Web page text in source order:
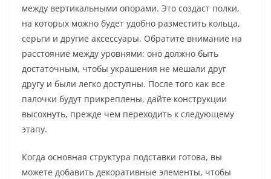
между вертикальными опорами. Это создаст полки,
на которых можно будет удобно разместить кольца,
серьги и другие аксессуары. Обратите внимание на
расстояние между уровнями: оно должно быть
достаточным, чтобы украшения не мешали друг
другу и были легко доступны. После того как все
палочки будут прикреплены, дайте конструкции
высохнуть, прежде чем переходить к следующему
этапу.
Когда основная структура подставки готова, вы
можете добавить декоративные элементы, чтобы